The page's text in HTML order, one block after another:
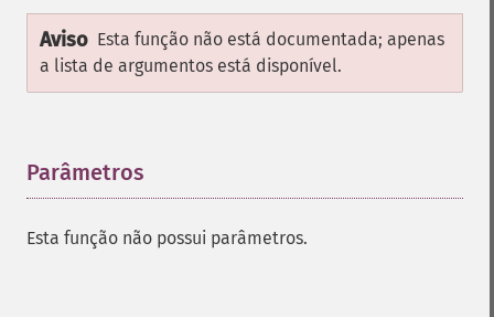
Aviso Esta função não está documentada; apenas
a lista de argumentos está disponível.
Parâmetros
Esta função não possui parâmetros.